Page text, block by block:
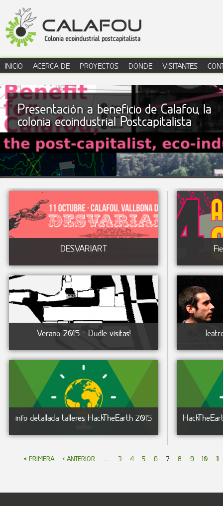
Presentación a beneficio de Calafou, la
colonia ecoindustrial Postcapitalista
DESVARIART
Verano 2015 - Dudle visítas!
info detallada talleres HackTheEarth 2015
« PRIMERA ‹ ANTERIOR 3 4 5 6 7 8 9 10 11
menú principal
INICIO ACERCA DE PROYECTOS DONDE VISITANTES